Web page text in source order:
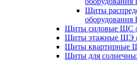
Щиты
Щиты силовые ЩС
Щиты этажные ЩЭ
Щиты квартирные
Щиты для